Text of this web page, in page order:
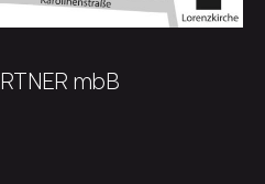
mbB